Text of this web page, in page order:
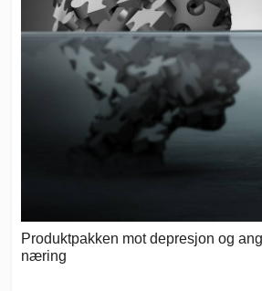
Produktpakken mot depresjon og
næring